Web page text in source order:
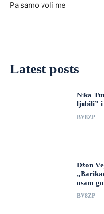
Pa samo voli me
Latest posts
Nika
ljubili” i
BV8ZP
Džon
osam
BV8ZP